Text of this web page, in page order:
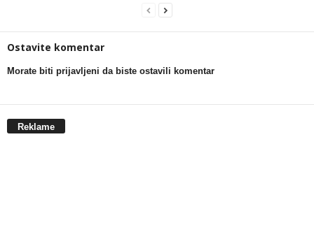
Ostavite komentar
Morate biti prijavljeni da biste ostavili komentar
Reklame